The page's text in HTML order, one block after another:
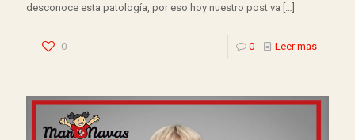
desconoce esta patología, por eso hoy nuestro post va
0 0 Leer mas